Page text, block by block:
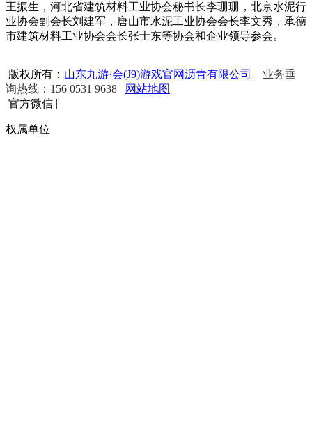
王振生，河北省建筑材料工业协会秘书长李珊珊，北京水泥行
业协会副会长刘建军，唐山市水泥工业协会会长李文秀，承德
市建筑材料工业协会会长张士东等协会和企业领导参会。
版权所有： 山东九游·会(J9)游戏官网沥青有限公司
业务垂
询热线：156 0531 9638
网站地图
官方微信 |
权属单位